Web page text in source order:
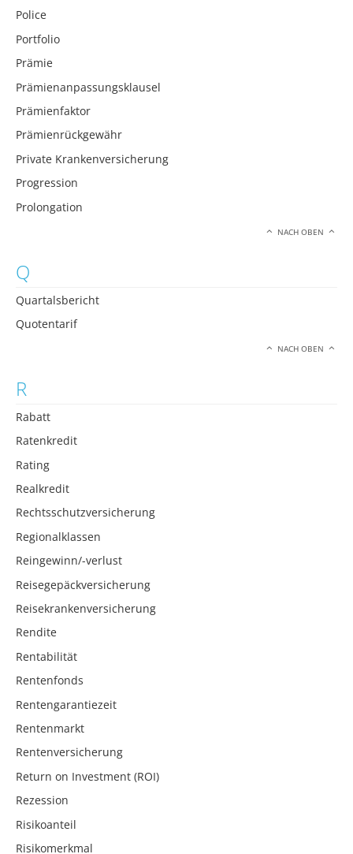
Police
Portfolio
Prämie
Prämienanpassungsklausel
Prämienfaktor
Prämienrückgewähr
Private Krankenversicherung
Progression
Prolongation
NACH OBEN
Q
Quartalsbericht
Quotentarif
NACH OBEN
R
Rabatt
Ratenkredit
Rating
Realkredit
Rechtsschutzversicherung
Regionalklassen
Reingewinn/-verlust
Reisegepäckversicherung
Reisekrankenversicherung
Rendite
Rentabilität
Rentenfonds
Rentengarantiezeit
Rentenmarkt
Rentenversicherung
Return on Investment (ROI)
Rezession
Risikoanteil
Risikomerkmal